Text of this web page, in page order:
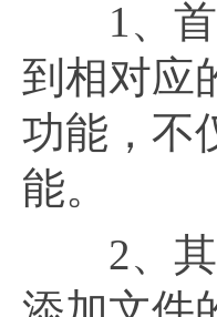
1、首
到相对应
功能，不
能。
2、其